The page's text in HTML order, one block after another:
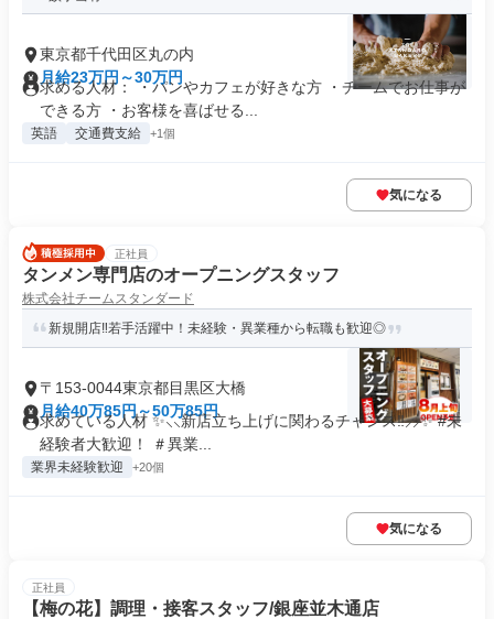
東京都千代田区丸の内
月給23万円～30万円
求める人材： ・パンやカフェが好きな方 ・チームでお仕事が
できる方 ・お客様を喜ばせる...
英語 交通費支給 +1個
気になる
正社員
タンメン専門店のオープニングスタッフ
株式会社チームスタンダード
新規開店‼若手活躍中！未経験・異業種から転職も歓迎◎
〒153-0044東京都目黒区大橋
月給40万85円～50万85円
求めている人材 ✨⸜⸜新店立ち上げに関わるチャンス‼⸝⸝✨ #未
経験者大歓迎！ ＃異業...
業界未経験歓迎 +20個
気になる
正社員
【梅の花】調理・接客スタッフ/銀座並木通店